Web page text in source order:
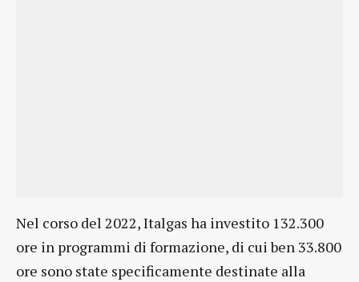
Nel corso del 2022, Italgas ha investito 132.300
ore in programmi di formazione, di cui ben 33.800
ore sono state specificamente destinate alla